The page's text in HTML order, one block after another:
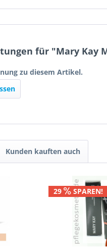
für "Mary Kay
zu diesem Artikel.
Kunden kauften auch
29 SPAREN!